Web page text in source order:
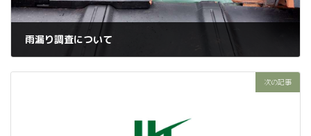
雨漏り調査について
次の記事